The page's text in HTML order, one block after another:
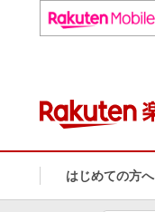
はじめての方へ